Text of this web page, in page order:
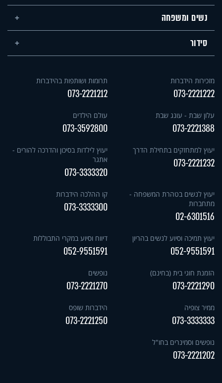
נשים ומשפחה
סידור
מזכירות הידברות
073-2221222
תרומות ושותפות בהידברות
073-2221212
עלון שבת - עונג שבת
073-2221388
עולם הילדים
073-3592800
יעוץ למתחזקים בתחילת הדרך
073-2221232
יעוץ לילדות בסיכון והדרכה להורים -
אתגר
073-3333320
יעוץ לנשים בטהרת המשפחה -
מתחברות
02-6301516
קו ההלכה הידברות
073-3333300
יעוץ תמיכה וסיוע לנשים בהריון
052-9551591
דיווח וסיוע במקרי התבוללות
052-9551591
הזמנת חוגי בית (בחינם)
073-2221290
נופשים
073-2221270
ממיר צופיה
073-3333333
הידברות שופס
073-2221250
נופשים וסמינרים בחו"ל
073-2221202